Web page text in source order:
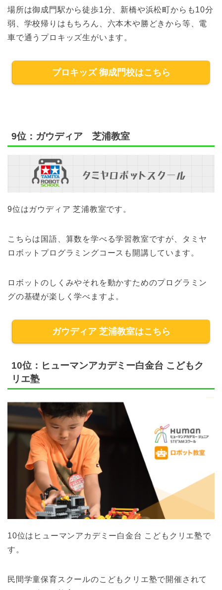
場所は御成門駅から徒歩1分、新橋や浜松町からも10分
弱、学校帰りはもちろん、六本木や勝どきから等、電
車で通うプロキッズ生がいます。
プロキッズ 御成門校はこちら
9位：ガウディア 芝浦教室
9位はガウディア 芝浦教室です。
こちらは国語、算数を学べる学習教室ですが、タミヤ
ロボットプログラミングコースも開講しています。
ロボットのしくみやそれを動かすためのプログラミン
グの基礎が楽しく学べますよ。
ガウディア 芝浦教室はこちら
10位：ヒューマンアカデミー白金台 こどもク
リエ塾
10位はヒューマンアカデミー白金台 こどもクリエ塾で
す。
民間学童保育スクールのこどもクリエ塾で開催されて